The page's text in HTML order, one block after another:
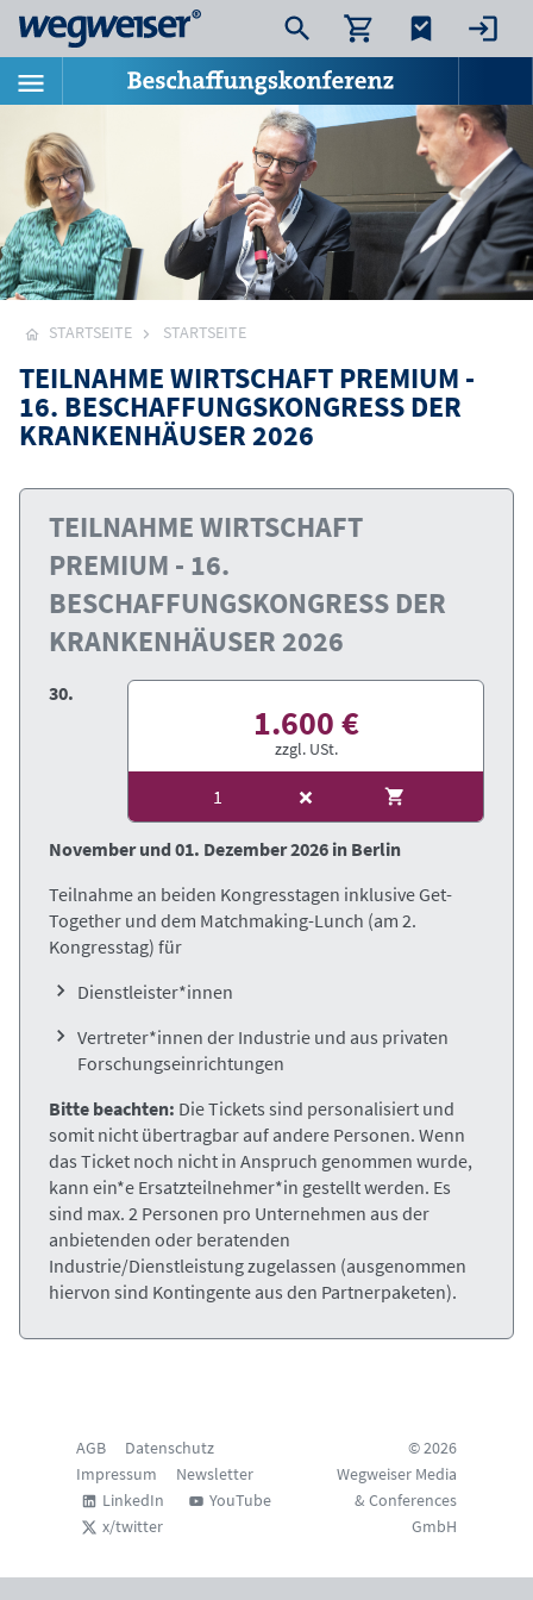
STARTSEITE STARTSEITE
TEILNAHME WIRTSCHAFT PREMIUM -
16. BESCHAFFUNGSKONGRESS DER
KRANKENHÄUSER 2026
TEILNAHME WIRTSCHAFT
PREMIUM - 16.
BESCHAFFUNGSKONGRESS DER
KRANKENHÄUSER 2026
1.600 €
zzgl. USt.
30.
November und 01. Dezember 2026 in Berlin
Teilnahme an beiden Kongresstagen inklusive Get-
Together und dem Matchmaking-Lunch (am 2.
Kongresstag) für
Dienstleister*innen
Vertreter*innen der Industrie und aus privaten
Forschungseinrichtungen
Bitte beachten: Die Tickets sind personalisiert und
somit nicht übertragbar auf andere Personen. Wenn
das Ticket noch nicht in Anspruch genommen wurde,
kann ein*e Ersatzteilnehmer*in gestellt werden. Es
sind max. 2 Personen pro Unternehmen aus der
anbietenden oder beratenden
Industrie/Dienstleistung zugelassen (ausgenommen
hiervon sind Kontingente aus den Partnerpaketen).
AGB
Datenschutz
Impressum
Newsletter
LinkedIn
YouTube
x/twitter
© 2026
Wegweiser Media
& Conferences
GmbH